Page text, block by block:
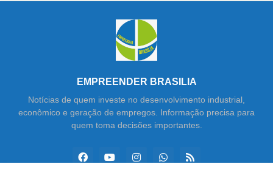
EMPREENDER BRASILIA
Notícias de quem investe no desenvolvimento industrial,
econômico e geração de empregos. Informação precisa para
quem toma decisões importantes.